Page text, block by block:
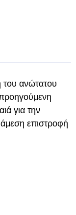
του ανώτατου
για την
επιστροφή